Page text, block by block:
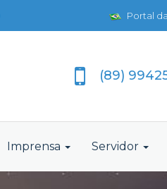
Portal
(89)
Imprensa Servidor